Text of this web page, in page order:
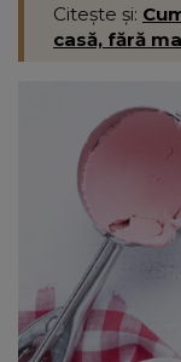
Citește și:
casă, fără